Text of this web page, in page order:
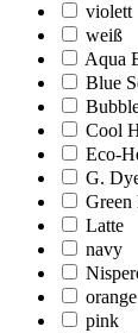
violett
weiß
Aqua
Blue
Cool
Eco-
G.
Green
Latte
navy
orange
pink